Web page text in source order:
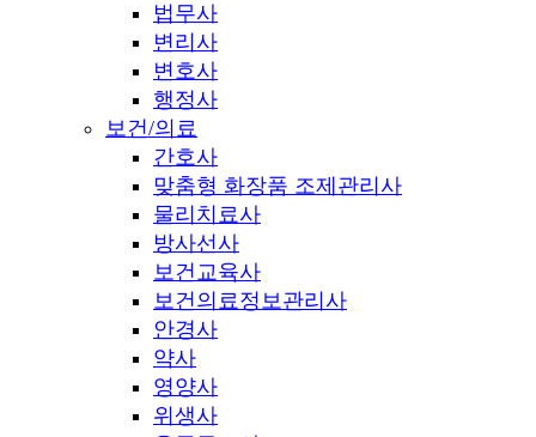
법무사
변리사
변호사
행정사
보건/의료
간호사
맞춤형 화장품 조제관리사
물리치료사
방사선사
보건교육사
보건의료정보관리사
안경사
약사
영양사
위생사